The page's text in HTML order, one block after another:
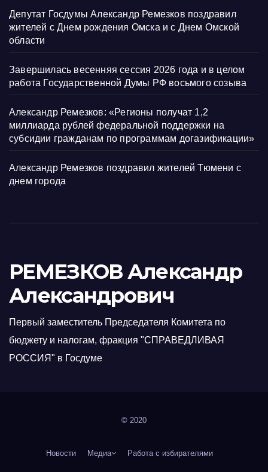
Депутат Госдумы Александр Ремезков поздравил
жителей с Днем рождения Омска и с Днем Омской
области
Завершилась весенняя сессия 2026 года и в целом
работа Государственной Думы РФ восьмого созыва
Александр Ремезков: «Регионы получат 1,2
миллиарда рублей федеральной поддержки на
субсидии гражданам по программам догазификации»
Александр Ремезков поздравил жителей Тюмени с
днем города
РЕМЕЗКОВ Александр
Александрович
Первый заместитель Председателя Комитета по
бюджету и налогам, фракция "СПРАВЕДЛИВАЯ
РОССИЯ" в Госдуме
© 2020
Новости Медиа Работа с избирателями